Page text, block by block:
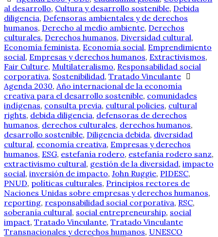
al desarrollo, Cultura y desarrollo sostenible, Debida
diligencia, Defensoras ambientales y de derechos
humanos, Derecho al medio ambiente, Derechos
culturales, Derechos humanos, Diversidad cultural,
Economía feminista, Economía social, Emprendimiento
social, Empresas y derechos humanos, Extractivismos,
Fair Culture, Multilateralismo, Responsabilidad social
corporativa, Sostenibilidad, Tratado Vinculante
Agenda 2030, Año internacional de la economía
creativa para el desarrollo sostenible, comunidades
indígenas, consulta previa, cultural policies, cultural
rights, debida diligencia, defensoras de derechos
humanos, derechos culturales, derechos humanos,
desarrollo sostenible, Diligencia debida, diversidad
cultural, economía creativa, Empresas y derechos
humanos, ESG, estefanía rodero, estefanía rodero sanz,
extractivismo cultural, gestión de la diversidad, impacto
social, inversión de impacto, John Ruggie, PIDESC,
PNUD, políticas culturales, Principios rectores de
Naciones Unidas sobre empresas y derechos humanos,
reporting, responsabilidad social corporativa, RSC,
soberanía cultural, social entrepreneurship, social
impact, Tratado Vinculante, Tratado Vinculante
Transnacionales y derechos humanos, UNESCO